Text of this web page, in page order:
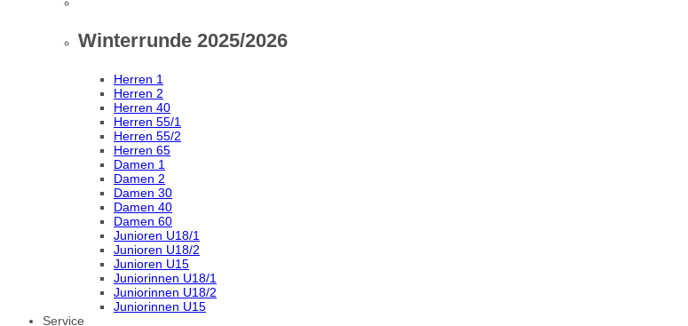
Winterrunde 2025/2026
Herren 1
Herren 2
Herren 40
Herren 55/1
Herren 55/2
Herren 65
Damen 1
Damen 2
Damen 30
Damen 40
Damen 60
Junioren U18/1
Junioren U18/2
Junioren U15
Juniorinnen U18/1
Juniorinnen U18/2
Juniorinnen U15
Service